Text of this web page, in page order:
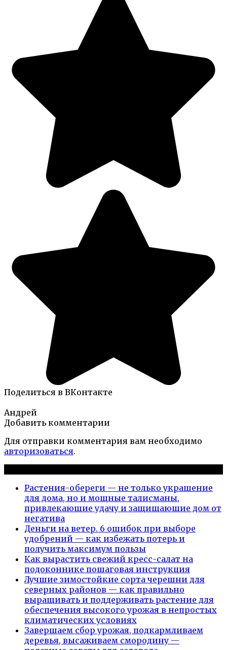
Поделиться в ВКонтакте
Андрей
Добавить комментарии
Для отправки комментария вам необходимо
авторизоваться.
Растения-обереги — не только украшение
для дома, но и мощные талисманы,
привлекающие удачу и защищающие дом от
негатива
Деньги на ветер. 6 ошибок при выборе
удобрений — как избежать потерь и
получить максимум пользы
Как вырастить свежий кресс-салат на
подоконнике пошаговая инструкция
Лучшие зимостойкие сорта черешни для
северных районов — как правильно
выращивать и поддерживать растение для
обеспечения высокого урожая в непростых
климатических условиях
Завершаем сбор урожая, подкармливаем
деревья, высаживаем смородину —